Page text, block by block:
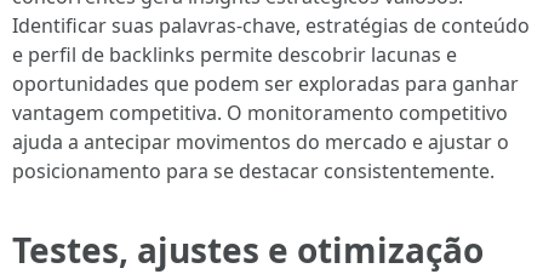
Identificar suas palavras-chave, estratégias de conteúdo
e perfil de backlinks permite descobrir lacunas e
oportunidades que podem ser exploradas para ganhar
vantagem competitiva. O monitoramento competitivo
ajuda a antecipar movimentos do mercado e ajustar o
posicionamento para se destacar consistentemente.
Testes, ajustes e otimização